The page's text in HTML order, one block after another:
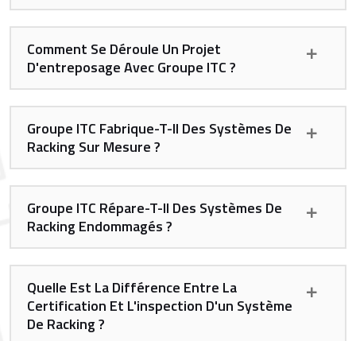
Comment Se Déroule Un Projet
D'entreposage Avec Groupe ITC ?
Groupe ITC Fabrique-T-Il Des Systèmes De
Racking Sur Mesure ?
Groupe ITC Répare-T-Il Des Systèmes De
Racking Endommagés ?
Quelle Est La Différence Entre La
Certification Et L'inspection D'un Système
De Racking ?